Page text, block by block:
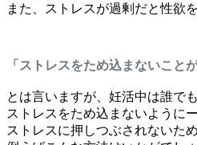
また、ストレスが過剰だと性欲
「ストレスをため込まないことが
とは言いますが、妊活中は誰で
ストレスをため込まないようにー
ストレスに押しつぶされないため